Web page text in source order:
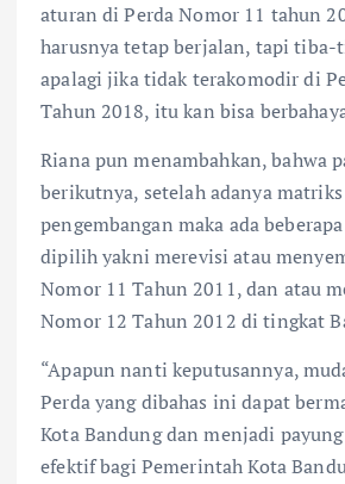
aturan di Perda Nomor 11 tahun
harusnya tetap berjalan, tapi
apalagi jika tidak terakomodir di
Tahun 2018, itu kan bisa
Riana pun menambahkan, bahwa
berikutnya, setelah adanya
pengembangan maka ada
dipilih yakni merevisi atau
Nomor 11 Tahun 2011, dan atau
Nomor 12 Tahun 2012 di tingkat
“Apapun nanti keputusannya,
Perda yang dibahas ini dapat
Kota Bandung dan menjadi
efektif bagi Pemerintah Kota